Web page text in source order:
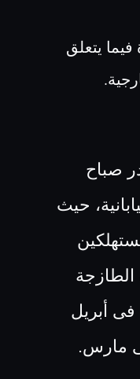
يتعلق
.
صباح
حيث
الطازجة
سنويًا فى أبريل
.